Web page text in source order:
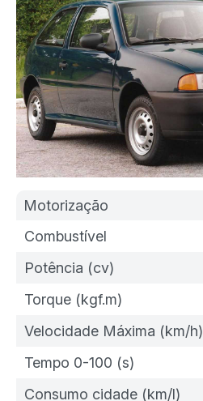
Motorização
Combustível
Potência (cv)
Torque (kgf.m)
Velocidade Máxima (km/h)
Tempo 0-100 (s)
Consumo cidade (km/l)